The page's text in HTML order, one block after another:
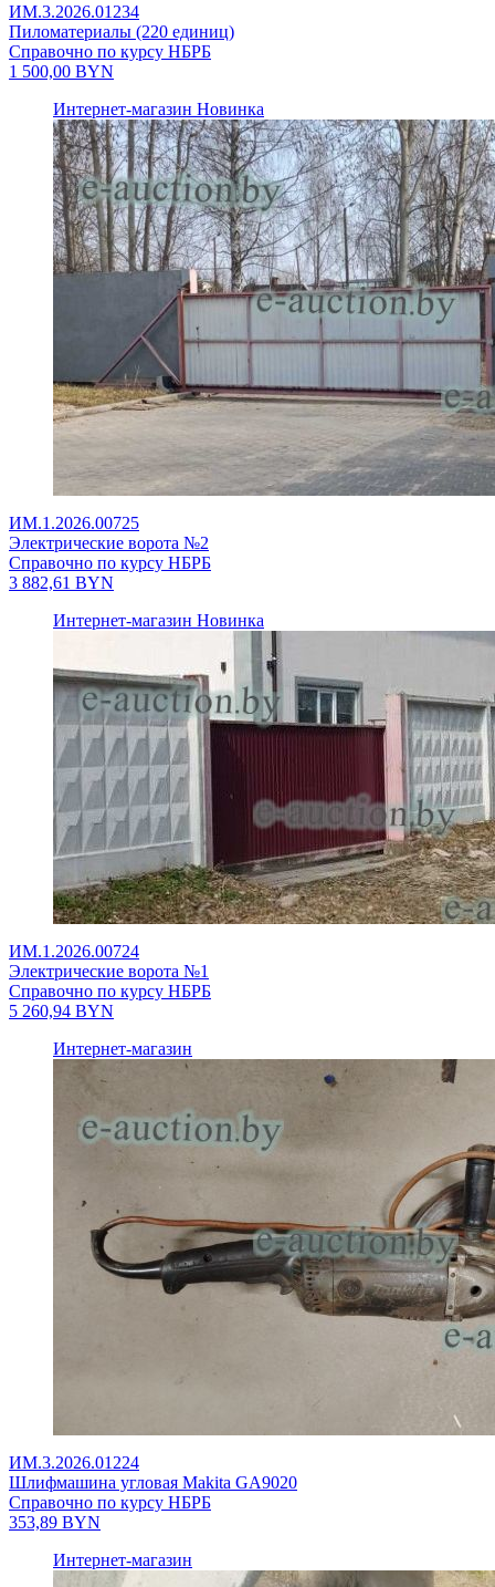
ИМ.3.2026.01234
Пиломатериалы (220 единиц)
Справочно по курсу НБРБ
1 500,00 BYN
Интернет-магазин Новинка
ИМ.1.2026.00725
Электрические ворота №2
Справочно по курсу НБРБ
3 882,61 BYN
Интернет-магазин Новинка
ИМ.1.2026.00724
Электрические ворота №1
Справочно по курсу НБРБ
5 260,94 BYN
Интернет-магазин
ИМ.3.2026.01224
Шлифмашина угловая Makita GA9020
Справочно по курсу НБРБ
353,89 BYN
Интернет-магазин